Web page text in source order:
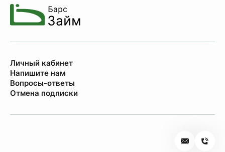
Личный кабинет
Напишите нам
Вопросы-ответы
Отмена подписки